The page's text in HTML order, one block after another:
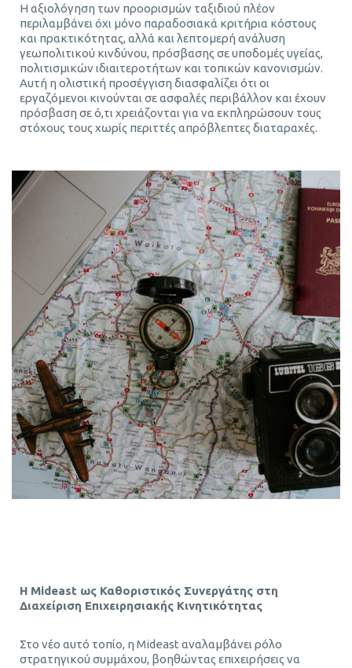
Η αξιολόγηση των προορισμών ταξιδιού πλέον
περιλαμβάνει όχι μόνο παραδοσιακά κριτήρια κόστους
και πρακτικότητας, αλλά και λεπτομερή ανάλυση
γεωπολιτικού κινδύνου, πρόσβασης σε υποδομές υγείας,
πολιτισμικών ιδιαιτεροτήτων και τοπικών κανονισμών.
Αυτή η ολιστική προσέγγιση διασφαλίζει ότι οι
εργαζόμενοι κινούνται σε ασφαλές περιβάλλον και έχουν
πρόσβαση σε ό,τι χρειάζονται για να εκπληρώσουν τους
στόχους τους χωρίς περιττές απρόβλεπτες διαταραχές.
Η Mideast ως Καθοριστικός Συνεργάτης στη
Διαχείριση Επιχειρησιακής Κινητικότητας
Στο νέο αυτό τοπίο, η Mideast αναλαμβάνει ρόλο
στρατηγικού συμμάχου, βοηθώντας επιχειρήσεις να